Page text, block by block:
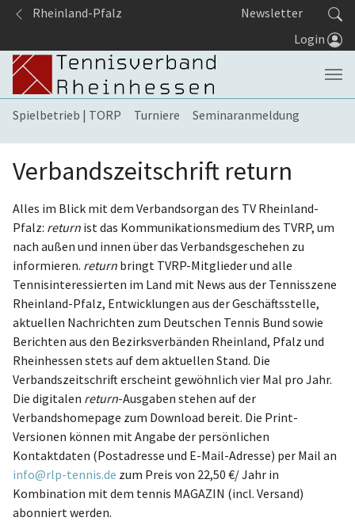
Springe zum Seiteninhalt
Rheinland-Pfalz
Newsletter
Login
Spielbetrieb | TORP Turniere Seminaranmeldung
Verbandszeitschrift return
Alles im Blick mit dem Verbandsorgan des TV Rheinland-
Pfalz: return ist das Kommunikationsmedium des TVRP, um
nach außen und innen über das Verbandsgeschehen zu
informieren. return bringt TVRP-Mitglieder und alle
Tennisinteressierten im Land mit News aus der Tennisszene
Rheinland-Pfalz, Entwicklungen aus der Geschäftsstelle,
aktuellen Nachrichten zum Deutschen Tennis Bund sowie
Berichten aus den Bezirksverbänden Rheinland, Pfalz und
Rheinhessen stets auf dem aktuellen Stand. Die
Verbandszeitschrift erscheint gewöhnlich vier Mal pro Jahr.
Die digitalen return-Ausgaben stehen auf der
Verbandshomepage zum Download bereit. Die Print-
Versionen können mit Angabe der persönlichen
Kontaktdaten (Postadresse und E-Mail-Adresse) per Mail an
info@rlp-tennis.de zum Preis von 22,50 €/ Jahr in
Kombination mit dem tennis MAGAZIN (incl. Versand)
abonniert werden.